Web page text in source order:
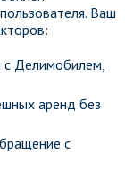
Ваш
Делимобилем,
аренд без
с